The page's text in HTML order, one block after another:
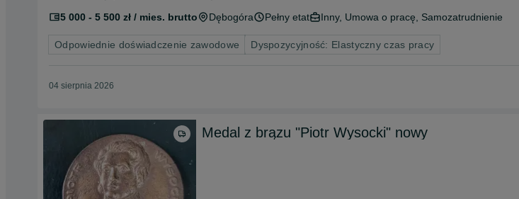
5 000 - 5 500 zł / mies. brutto Dębogóra Pełny etat Inny, Umowa o pracę, Samozatrudnienie
Odpowiednie doświadczenie zawodowe Dyspozycyjność: Elastyczny czas pracy
04 sierpnia 2026
Medal z brązu "Piotr Wysocki" nowy